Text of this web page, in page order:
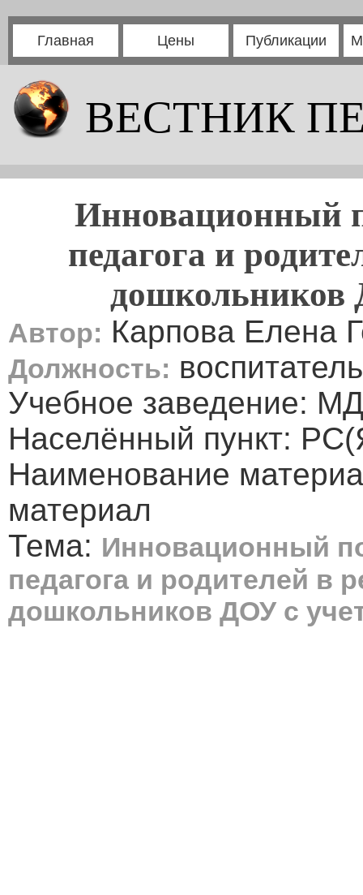
Главная Цены Публикации
ВЕСТНИК
Инновационный
педагога и
Автор: Карпова Елена
Должность: воспитатель
Учебное заведение:
Населённый пункт:
Наименование
материал
Тема: Инновационный
педагога и родителей в
дошкольников ДОУ с